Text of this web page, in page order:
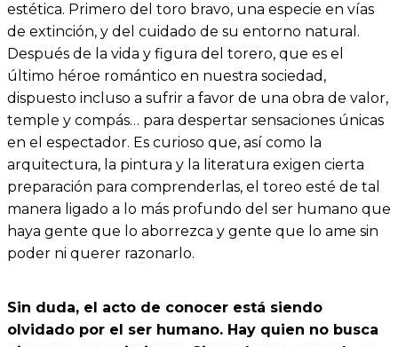
estética. Primero del toro bravo, una especie en vías
de extinción, y del cuidado de su entorno natural.
Después de la vida y figura del torero, que es el
último héroe romántico en nuestra sociedad,
dispuesto incluso a sufrir a favor de una obra de valor,
temple y compás… para despertar sensaciones únicas
en el espectador. Es curioso que, así como la
arquitectura, la pintura y la literatura exigen cierta
preparación para comprenderlas, el toreo esté de tal
manera ligado a lo más profundo del ser humano que
haya gente que lo aborrezca y gente que lo ame sin
poder ni querer razonarlo.
Sin duda, el acto de conocer está siendo
olvidado por el ser humano. Hay quien no busca